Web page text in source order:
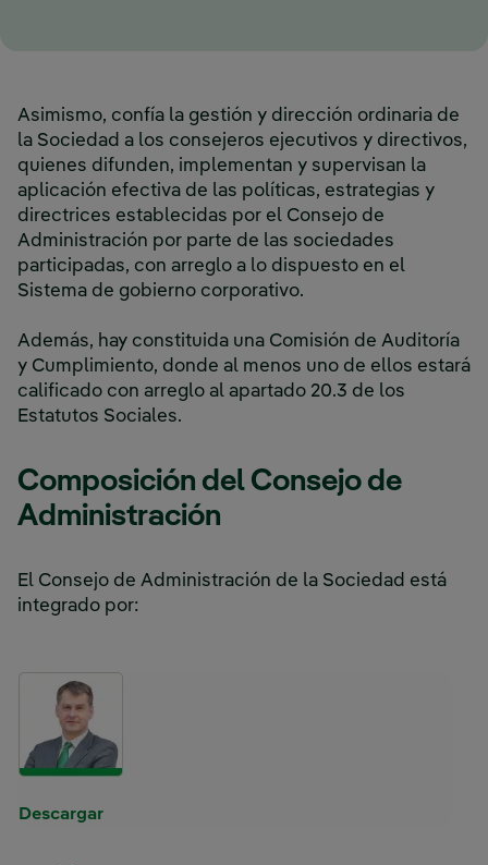
Asimismo, confía la gestión y dirección ordinaria de
la Sociedad a los consejeros ejecutivos y directivos,
quienes difunden, implementan y supervisan la
aplicación efectiva de las políticas, estrategias y
directrices establecidas por el Consejo de
Administración por parte de las sociedades
participadas, con arreglo a lo dispuesto en el
Sistema de gobierno corporativo.
Además, hay constituida una Comisión de Auditoría
y Cumplimiento, donde al menos uno de ellos estará
calificado con arreglo al apartado 20.3 de los
Estatutos Sociales.
Composición del Consejo de
Administración
El Consejo de Administración de la Sociedad está
integrado por:
Descargar